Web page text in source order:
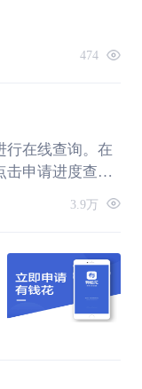
474
行在线查询。在
击申请进度查
号、卡片类别等
相关的进度查
3.9万